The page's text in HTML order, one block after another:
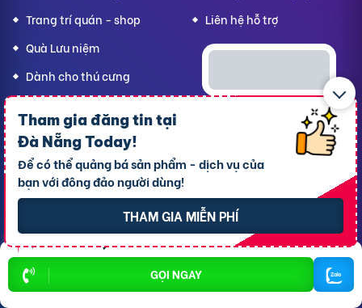
GỌI NGAY
Tham gia đăng tin tại
Đà Nẵng Today!
Để có thể quảng bá sản phẩm - dịch vụ của
bạn với đông đảo người dùng!
THAM GIA MIỄN PHÍ
Trang trí quán - shop
Quà Lưu niệm
Dành cho thú cưng
Liên hệ hỗ trợ
Đà Nẵng Today,
hãy lan tỏa yêu thương!
CÔNG TY TNHH RAO VẶT NHANH
Địa chỉ trụ sở chính: 7 Trần Minh Sơn, phường Tân An, TP.
Cần Thơ
Giấy CNĐKDN: 1801717351 – Ngày cấp: 24/01/2022 - Cơ
quan cấp: Phòng Đăng ký kinh doanh – Sở kế hoạch và
Đầu tư TP. Cần Thơ